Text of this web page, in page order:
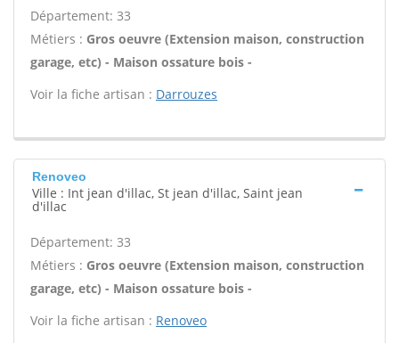
Département: 33
Métiers : Gros oeuvre (Extension maison, construction
garage, etc) - Maison ossature bois -
Voir la fiche artisan : Darrouzes
Renoveo
Ville : Int jean d'illac, St jean d'illac, Saint jean
d'illac
Département: 33
Métiers : Gros oeuvre (Extension maison, construction
garage, etc) - Maison ossature bois -
Voir la fiche artisan : Renoveo